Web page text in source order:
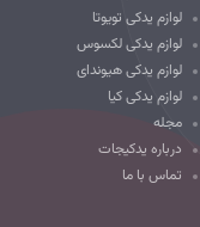
لوازم یدکی تویوتا
لوازم یدکی لکسوس
لوازم یدکی هیوندای
لوازم یدکی کیا
مجله
درباره یدکیجات
تماس با ما